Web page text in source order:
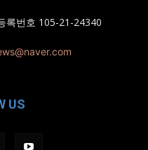
록번호 105-21-24340
US